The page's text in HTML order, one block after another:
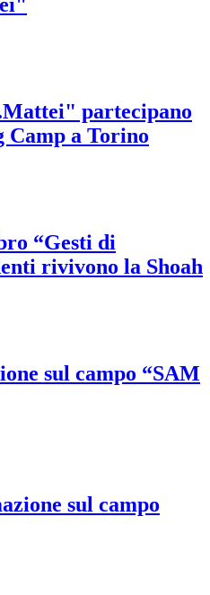
partecipano
a Torino
“Gesti di
rivivono la Shoah
sul campo “SAM
sul campo